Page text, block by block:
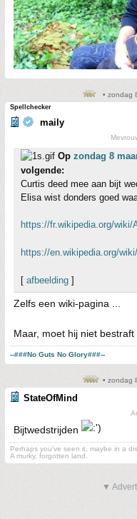
• zondag
Spellchecker
maily
Op zondag 8
volgende:
Curtis deed mee aan bijt
Elisa wist donders goed
https://fr.wikipedia.org/wiki/
https://en.wikipedia.org/
[ afbeelding ]
Zelfs een wiki-pagina ...
Maar, moet hij niet
--###No Guts No Glory###--
• zondag
StateOfMind
Bijtwedstrijden
Perhaps you've seen it, maybe in a
A murky, forgotten land.
▼